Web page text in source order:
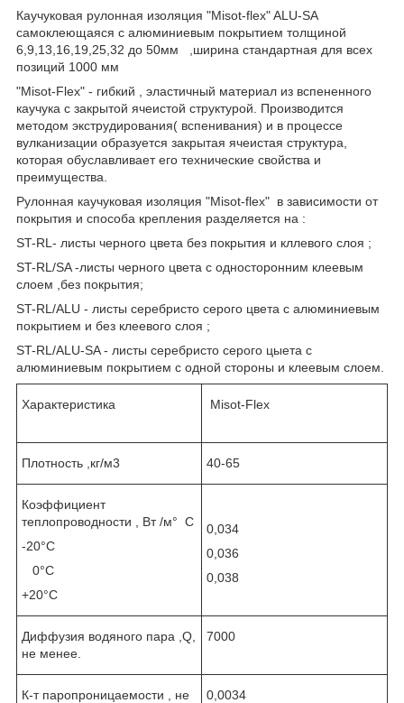
Каучуковая рулонная изоляция "Misot-flex" ALU-SA
самоклеющаяся с алюминиевым покрытием толщиной
6,9,13,16,19,25,32 до 50мм ,ширина стандартная для всех
позиций 1000 мм
"Misot-Flex" - гибкий , эластичный материал из вспененного
каучука с закрытой ячеистой структурой. Производится
методом экструдирования( вспенивания) и в процессе
вулканизации образуется закрытая ячеистая структура,
которая обуславливает его технические свойства и
преимущества.
Рулонная каучуковая изоляция "Misot-flex" в зависимости от
покрытия и способа крепления разделяется на :
ST-RL- листы черного цвета без покрытия и кллевого слоя ;
ST-RL/SA -листы черного цвета с односторонним клеевым
слоем ,без покрытия;
ST-RL/ALU - листы серебристо серого цвета с алюминиевым
покрытием и без клеевого слоя ;
ST-RL/ALU-SA - листы серебристо серого цыета с
алюминиевым покрытием с одной стороны и клеевым слоем.
Характеристика Misot-Flex
Плотность ,кг/м3 40-65
Коэффициент
теплопроводности , Вт /м° С
-20°С
0°С
+20°С
0,034
0,036
0,038
Диффузия водяного пара ,Q,
не менее.
7000
К-т паропроницаемости , не
0,0034